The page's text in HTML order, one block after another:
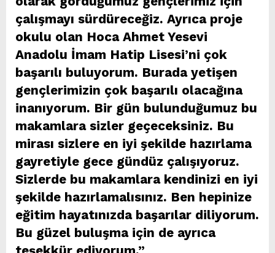
çalışmayı sürdüreceğiz. Ayrıca proje
okulu olan Hoca Ahmet Yesevi
Anadolu İmam Hatip Lisesi’ni çok
başarılı buluyorum. Burada yetişen
gençlerimizin çok başarılı olacağına
inanıyorum. Bir gün bulunduğumuz bu
makamlara sizler geçeceksiniz. Bu
mirası sizlere en iyi şekilde hazırlama
gayretiyle gece gündüz çalışıyoruz.
Sizlerde bu makamlara kendinizi en iyi
şekilde hazırlamalısınız. Ben hepinize
eğitim hayatınızda başarılar diliyorum.
Bu güzel buluşma için de ayrıca